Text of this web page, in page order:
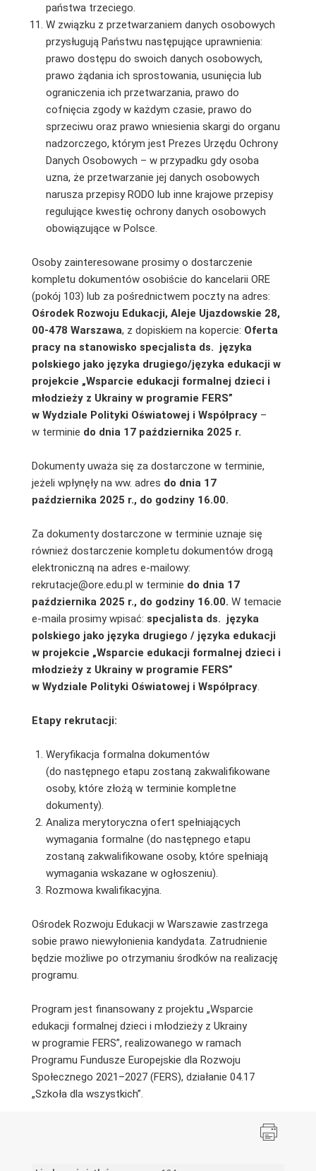
państwa trzeciego.
W związku z przetwarzaniem danych osobowych
przysługują Państwu następujące uprawnienia:
prawo dostępu do swoich danych osobowych,
prawo żądania ich sprostowania, usunięcia lub
ograniczenia ich przetwarzania, prawo do
cofnięcia zgody w każdym czasie, prawo do
sprzeciwu oraz prawo wniesienia skargi do organu
nadzorczego, którym jest Prezes Urzędu Ochrony
Danych Osobowych – w przypadku gdy osoba
uzna, że przetwarzanie jej danych osobowych
narusza przepisy RODO lub inne krajowe przepisy
regulujące kwestię ochrony danych osobowych
obowiązujące w Polsce.
Osoby zainteresowane prosimy o dostarczenie
kompletu dokumentów osobiście do kancelarii ORE
(pokój 103) lub za pośrednictwem poczty na adres:
Ośrodek Rozwoju Edukacji, Aleje Ujazdowskie 28,
00-478 Warszawa, z dopiskiem na kopercie: Oferta
pracy na stanowisko specjalista ds. języka
polskiego jako języka drugiego/języka edukacji w
projekcie „Wsparcie edukacji formalnej dzieci i
młodzieży z Ukrainy w programie FERS”
w Wydziale Polityki Oświatowej i Współpracy–
w terminie do dnia 17 października 2025 r.
Dokumenty uważa się za dostarczone w terminie,
jeżeli wpłynęły na ww. adres do dnia 17
października 2025 r., do godziny 16.00.
Za dokumenty dostarczone w terminie uznaje się
również dostarczenie kompletu dokumentów drogą
elektroniczną na adres e-mailowy:
rekrutacje@ore.edu.pl w terminie do dnia 17
października 2025 r., do godziny 16.00. W temacie
e-maila prosimy wpisać: specjalista ds. języka
polskiego jako języka drugiego / języka edukacji
w projekcie „Wsparcie edukacji formalnej dzieci i
młodzieży z Ukrainy w programie FERS”
w Wydziale Polityki Oświatowej i Współpracy.
Etapy rekrutacji:
Weryfikacja formalna dokumentów
(do następnego etapu zostaną zakwalifikowane
osoby, które złożą w terminie kompletne
dokumenty).
Analiza merytoryczna ofert spełniających
wymagania formalne (do następnego etapu
zostaną zakwalifikowane osoby, które spełniają
wymagania wskazane w ogłoszeniu).
Rozmowa kwalifikacyjna.
Ośrodek Rozwoju Edukacji w Warszawie zastrzega
sobie prawo niewyłonienia kandydata. Zatrudnienie
będzie możliwe po otrzymaniu środków na realizację
programu.
Program jest finansowany z projektu „Wsparcie
edukacji formalnej dzieci i młodzieży z Ukrainy
w programie FERS”, realizowanego w ramach
Programu Fundusze Europejskie dla Rozwoju
Społecznego 2021–2027 (FERS), działanie 04.17
„Szkoła dla wszystkich”.